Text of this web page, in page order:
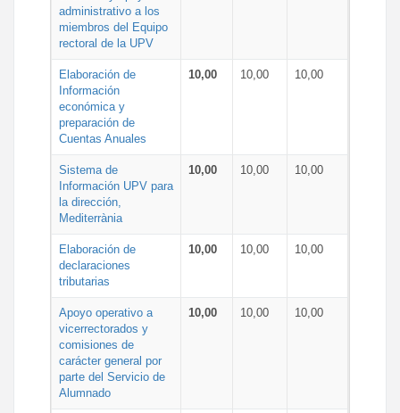
administrativo a los
miembros del Equipo
rectoral de la UPV
Elaboración de
Información
económica y
preparación de
Cuentas Anuales
10,00 10,00 10,00
Sistema de
Información UPV para
la dirección,
Mediterrània
10,00 10,00 10,00
Elaboración de
declaraciones
tributarias
10,00 10,00 10,00
Apoyo operativo a
vicerrectorados y
comisiones de
carácter general por
parte del Servicio de
Alumnado
10,00 10,00 10,00